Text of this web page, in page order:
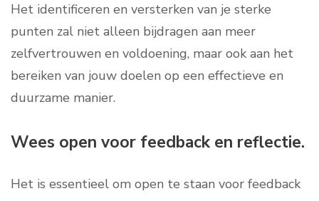
Het identificeren en versterken van je sterke
punten zal niet alleen bijdragen aan meer
zelfvertrouwen en voldoening, maar ook aan het
bereiken van jouw doelen op een effectieve en
duurzame manier.
Wees open voor feedback en reflectie.
Het is essentieel om open te staan voor feedback